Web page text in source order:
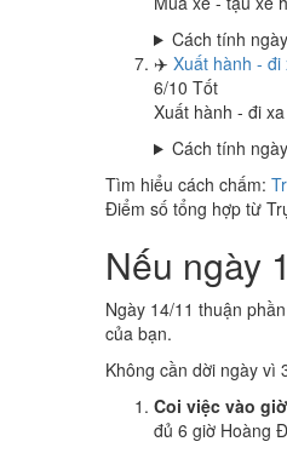
Cách tính
✈️ Xuất hành - đi
6/10 Tốt
Xuất hành - đi
Cách tính
Tìm hiểu cách chấm:
Điểm số tổng hợp từ
Nếu ngày
Ngày 14/11 thuận
của bạn.
Không cần dời ngày vì
Coi việc vào
đủ 6 giờ Hoàng